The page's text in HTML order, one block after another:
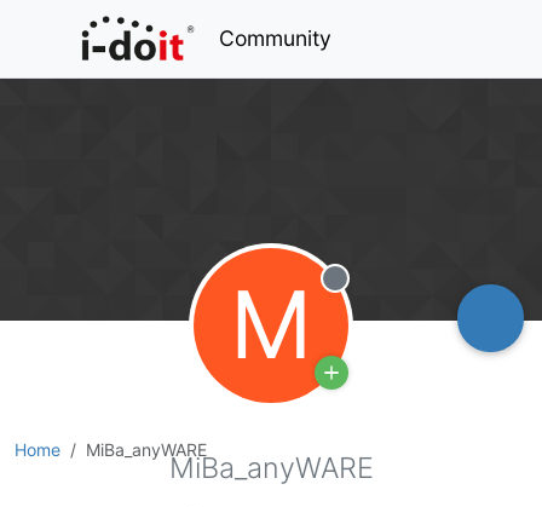
Community
M Offline
Home MiBa_anyWARE
MiBa_anyWARE